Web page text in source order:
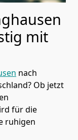
mit
nach
Ob jetzt
für die
ruhigen